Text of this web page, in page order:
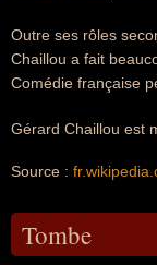
Outre ses rôles
Chaillou a fait
Comédie française
Gérard Chaillou est
Source :
Tombe